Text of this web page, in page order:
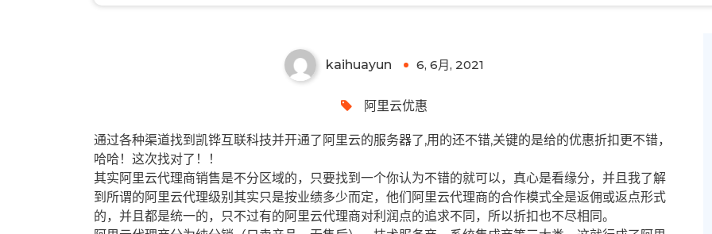
kaihuayun 6, 6月, 2021
阿里云优惠
通过各种渠道找到凯铧互联科技并开通了阿里云的服务器了,用的还不错,关键的是给的优惠折扣更不错，
哈哈！这次找对了！！
其实阿里云代理商销售是不分区域的，只要找到一个你认为不错的就可以，真心是看缘分，并且我了解
到所谓的阿里云代理级别其实只是按业绩多少而定，他们阿里云代理商的合作模式全是返佣或返点形式
的，并且都是统一的，只不过有的阿里云代理商对利润点的追求不同，所以折扣也不尽相同。